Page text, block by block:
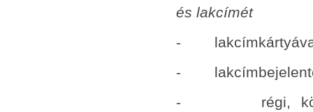
és lakcímét
-
-
- régi,